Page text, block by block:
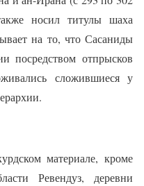
носил титулы шаха
на то, что Сасаниды
посредством отпрысков
сложившиеся у
материале, кроме
Ревендуз, деревни